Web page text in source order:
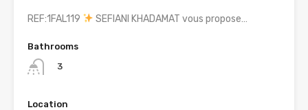
REF:1FAL119 SEFIANI KHADAMAT vous propose…
Bathrooms
3
Location